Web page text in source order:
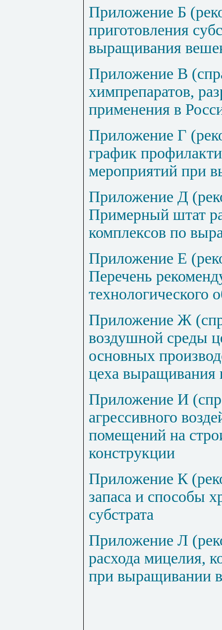
Приложение Б
приготовления
выращивания
Приложение В
химпрепаратов,
применения в
Приложение Г
график
мероприятий при
Приложение Д
Примерный штат
комплексов по
Приложение Е
Перечень
технологического
Приложение Ж
воздушной среды
основных
цеха выращивания
Приложение И
агрессивного
помещений на
конструкции
Приложение К
запаса и способы
субстрата
Приложение Л
расхода мицелия,
при выращивании